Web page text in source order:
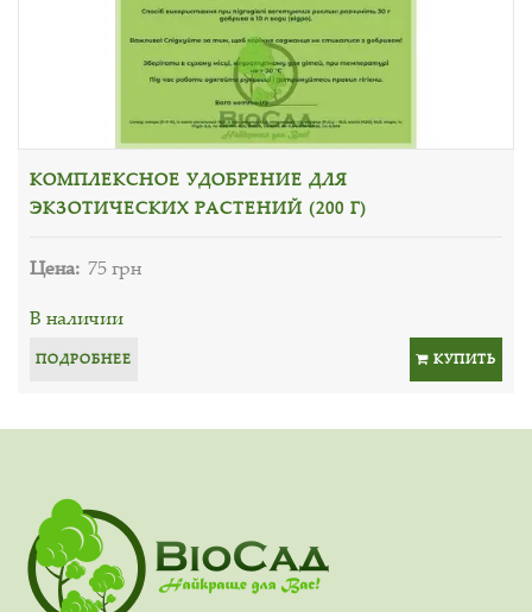
КОМПЛЕКСНОЕ УДОБРЕНИЕ ДЛЯ
ЭКЗОТИЧЕСКИХ РАСТЕНИЙ (200 Г)
Цена: 75 грн
В наличии
ПОДРОБНЕЕ КУПИТЬ